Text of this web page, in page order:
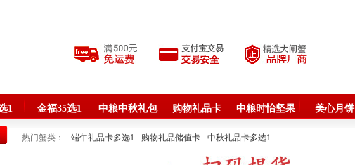
1 金福35选1 中粮中秋礼包 购物礼品卡 中粮时怡坚果 美心月饼
热门蟹类： 端午礼品卡多选1 购物礼品储值卡
中秋礼品卡多选1
海鲜礼盒
塞翁福食品礼盒